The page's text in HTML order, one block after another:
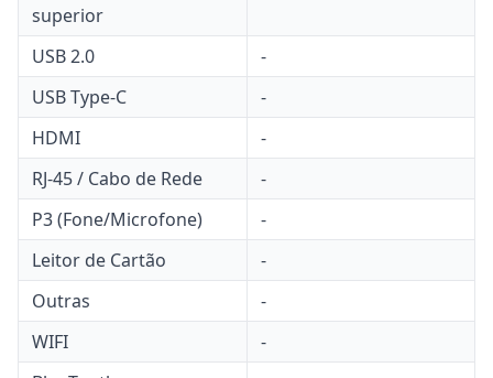
superior
USB 2.0
-
USB Type-C
-
HDMI
-
RJ-45 / Cabo de Rede
-
P3 (Fone/Microfone)
-
Leitor de Cartão
-
Outras
-
WIFI
-